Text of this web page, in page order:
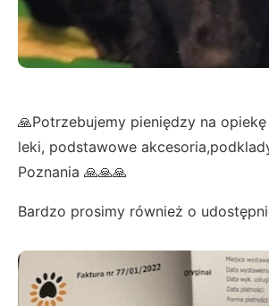
🙏Potrzebujemy pieniędzy na
leki, podstawowe
Poznania 🙏🙏🙏
Bardzo prosimy również o